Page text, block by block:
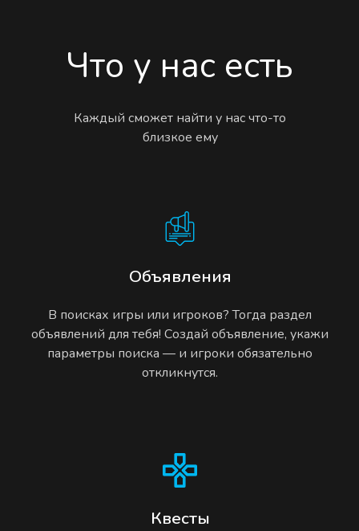
Что у нас есть
Каждый сможет найти у нас что-то
близкое ему
Объявления
В поисках игры или игроков? Тогда раздел
объявлений для тебя! Создай объявление, укажи
параметры поиска — и игроки обязательно
откликнутся.
Квесты